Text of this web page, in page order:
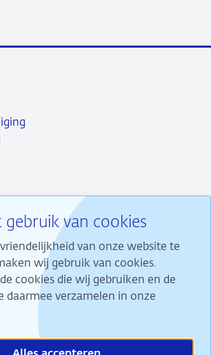
gebruik van cookies
van onze website te
wij gebruik van cookies.
cookies die wij gebruiken en de
daarmee verzamelen in onze
InstagramLinkedin
X
voor financiële stabiliteit en
bij aan duurzame welvaart in